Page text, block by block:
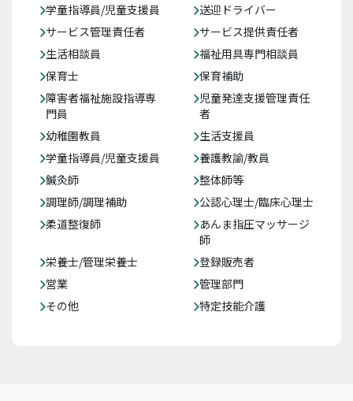
学童指導員/児童支援員
送迎ドライバー
サービス管理責任者
サービス提供責任者
生活相談員
福祉用具専門相談員
保育士
保育補助
障害者福祉施設指導専
門員
児童発達支援管理責任
者
幼稚園教員
生活支援員
学童指導員/児童支援員
養護教諭/教員
鍼灸師
整体師等
調理師/調理補助
公認心理士/臨床心理士
柔道整復師
あんま指圧マッサージ
師
栄養士/管理栄養士
登録販売者
営業
管理部門
その他
特定技能介護